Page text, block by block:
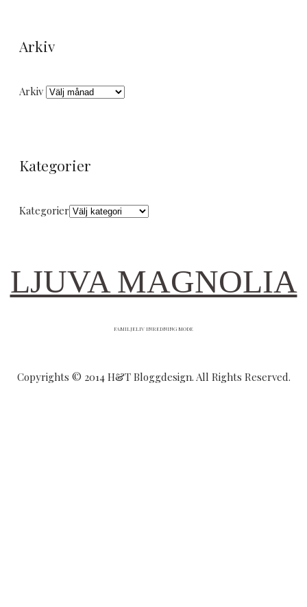
Arkiv
Arkiv
Kategorier
Kategorier
LJUVA MAGNOLIA
FAMILJELIV INREDNING MODE
Copyrights © 2014 H&T Bloggdesign. All Rights Reserved.